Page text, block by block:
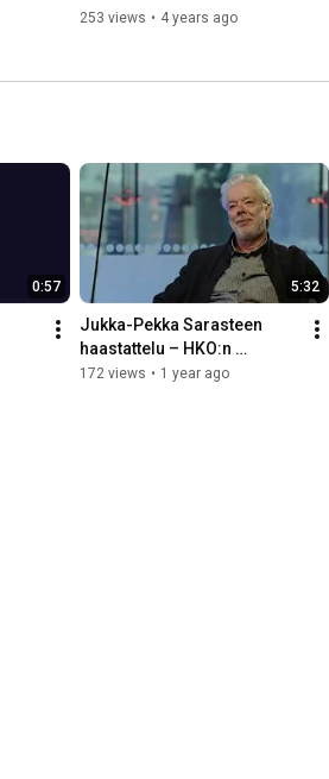
253 views • 4 years ago
0:57 5:32
Jukka-Pekka Sarasteen
haastattelu – HKO:n
ylikapellimestari kertoo
172 views • 1 year ago